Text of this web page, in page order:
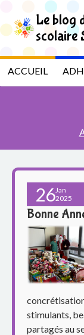
i
p
o
h
e
L
e
o
g
Le blog
scolaire
ACCUEIL
26Jan
2025
Bonne
stimulants,
partagés au